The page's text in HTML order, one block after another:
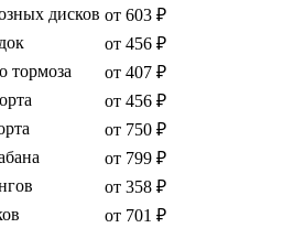
дисков от 603 ₽
от 456 ₽
тормоза
от 407 ₽
от 456 ₽
от 750 ₽
от 799 ₽
от 358 ₽
от 701 ₽